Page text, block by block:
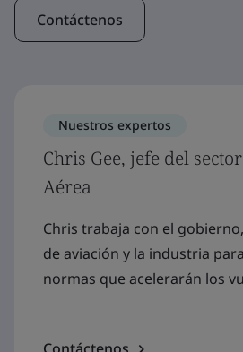
Contáctenos
Nuestros expertos
Chris Gee, jefe del
Aérea
Chris trabaja con el
de aviación y la industria
normas que acelerarán los